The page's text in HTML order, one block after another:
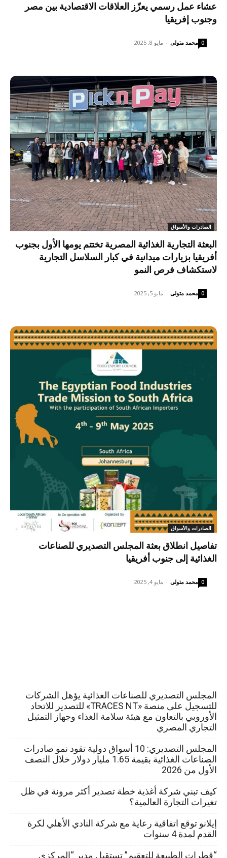
عشاء عمل رسمي يعزّز العلاقات الاقتصادية بين مصر
وجنوب إفريقيا
محمد متولى - مايو 8, 2025 0
الصادرات والأسواق
البعثة التجارية الغذائية المصرية تختتم يومها الأول بجنوب
أفريقيا بزيارات ميدانية في كبار السلاسل التجارية
لاستكشاف فرص النمو
محمد متولى - مايو 5, 2025 0
الصادرات والأسواق
تفاصيل انطلاق بعثة المجلس التصديري للصناعات
الغذائية إلى جنوب أفريقيا
محمد متولى - مايو 4, 2025 0
المجلس التصديري للصناعات الغذائية يؤهل الشركات
للتسجيل على منصة «TRACES NT» للتصدير للاتحاد
الأوروبي بالتعاون مع هيئة سلامة الغذاء وجهاز التمثيل
التجاري المصري
المجلس التصديري: 10 أسواق دولية تقود نمو صادرات
الصناعات الغذائية بقيمة 1.65 مليار دولار خلال النصف
الأول من 2026
كيف تبني شركة أغذية خطة تصدير أكثر مرونة في ظل
تغيرات التجارة العالمية؟
إيلانو توقع اتفاقية رعاية مع شركة النادي الأهلي لكرة
القدم لمدة 4 سنوات
“قطرات الطبيعة للتعقيم” تستقبل مدير “المركزي